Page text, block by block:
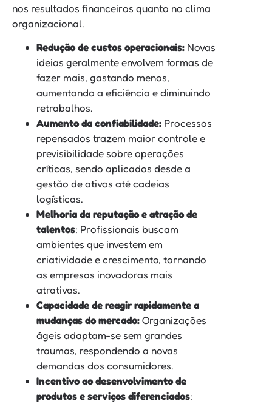
nos resultados financeiros quanto no clima
organizacional.
Redução de custos operacionais: Novas
ideias geralmente envolvem formas de
fazer mais, gastando menos,
aumentando a eficiência e diminuindo
retrabalhos.
Aumento da confiabilidade: Processos
repensados trazem maior controle e
previsibilidade sobre operações
críticas, sendo aplicados desde a
gestão de ativos até cadeias
logísticas.
Melhoria da reputação e atração de
talentos: Profissionais buscam
ambientes que investem em
criatividade e crescimento, tornando
as empresas inovadoras mais
atrativas.
Capacidade de reagir rapidamente a
mudanças do mercado:Organizações
ágeis adaptam-se sem grandes
traumas, respondendo a novas
demandas dos consumidores.
Incentivo ao desenvolvimento de
produtos e serviços diferenciados: